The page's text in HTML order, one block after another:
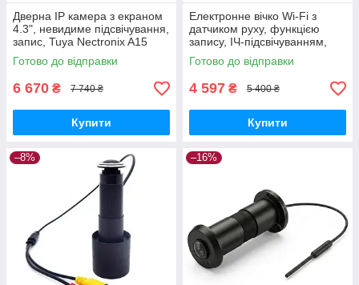
Дверна IP камера з екраном
4.3", невидиме підсвічування,
запис, Tuya Nectronix A15
GoodPlace -worry-free-
shopping-
Готово до відправки
6 670 ₴ 7 740 ₴
Купити
Електронне вічко Wi-Fi з
датчиком руху, функцією
запису, ІЧ-підсвічуванням,
Nectronix DW-305W, чорне,
Tuya Smart App GoodPlace
Готово до відправки
4 597 ₴ 5 400 ₴
Купити
–8% –16%